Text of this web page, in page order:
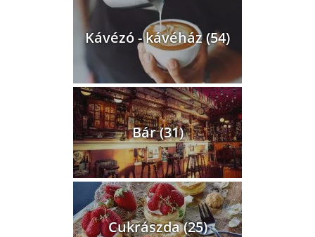
Kávézó - kávéház (54)
Bár (31)
Cukrászda (25)